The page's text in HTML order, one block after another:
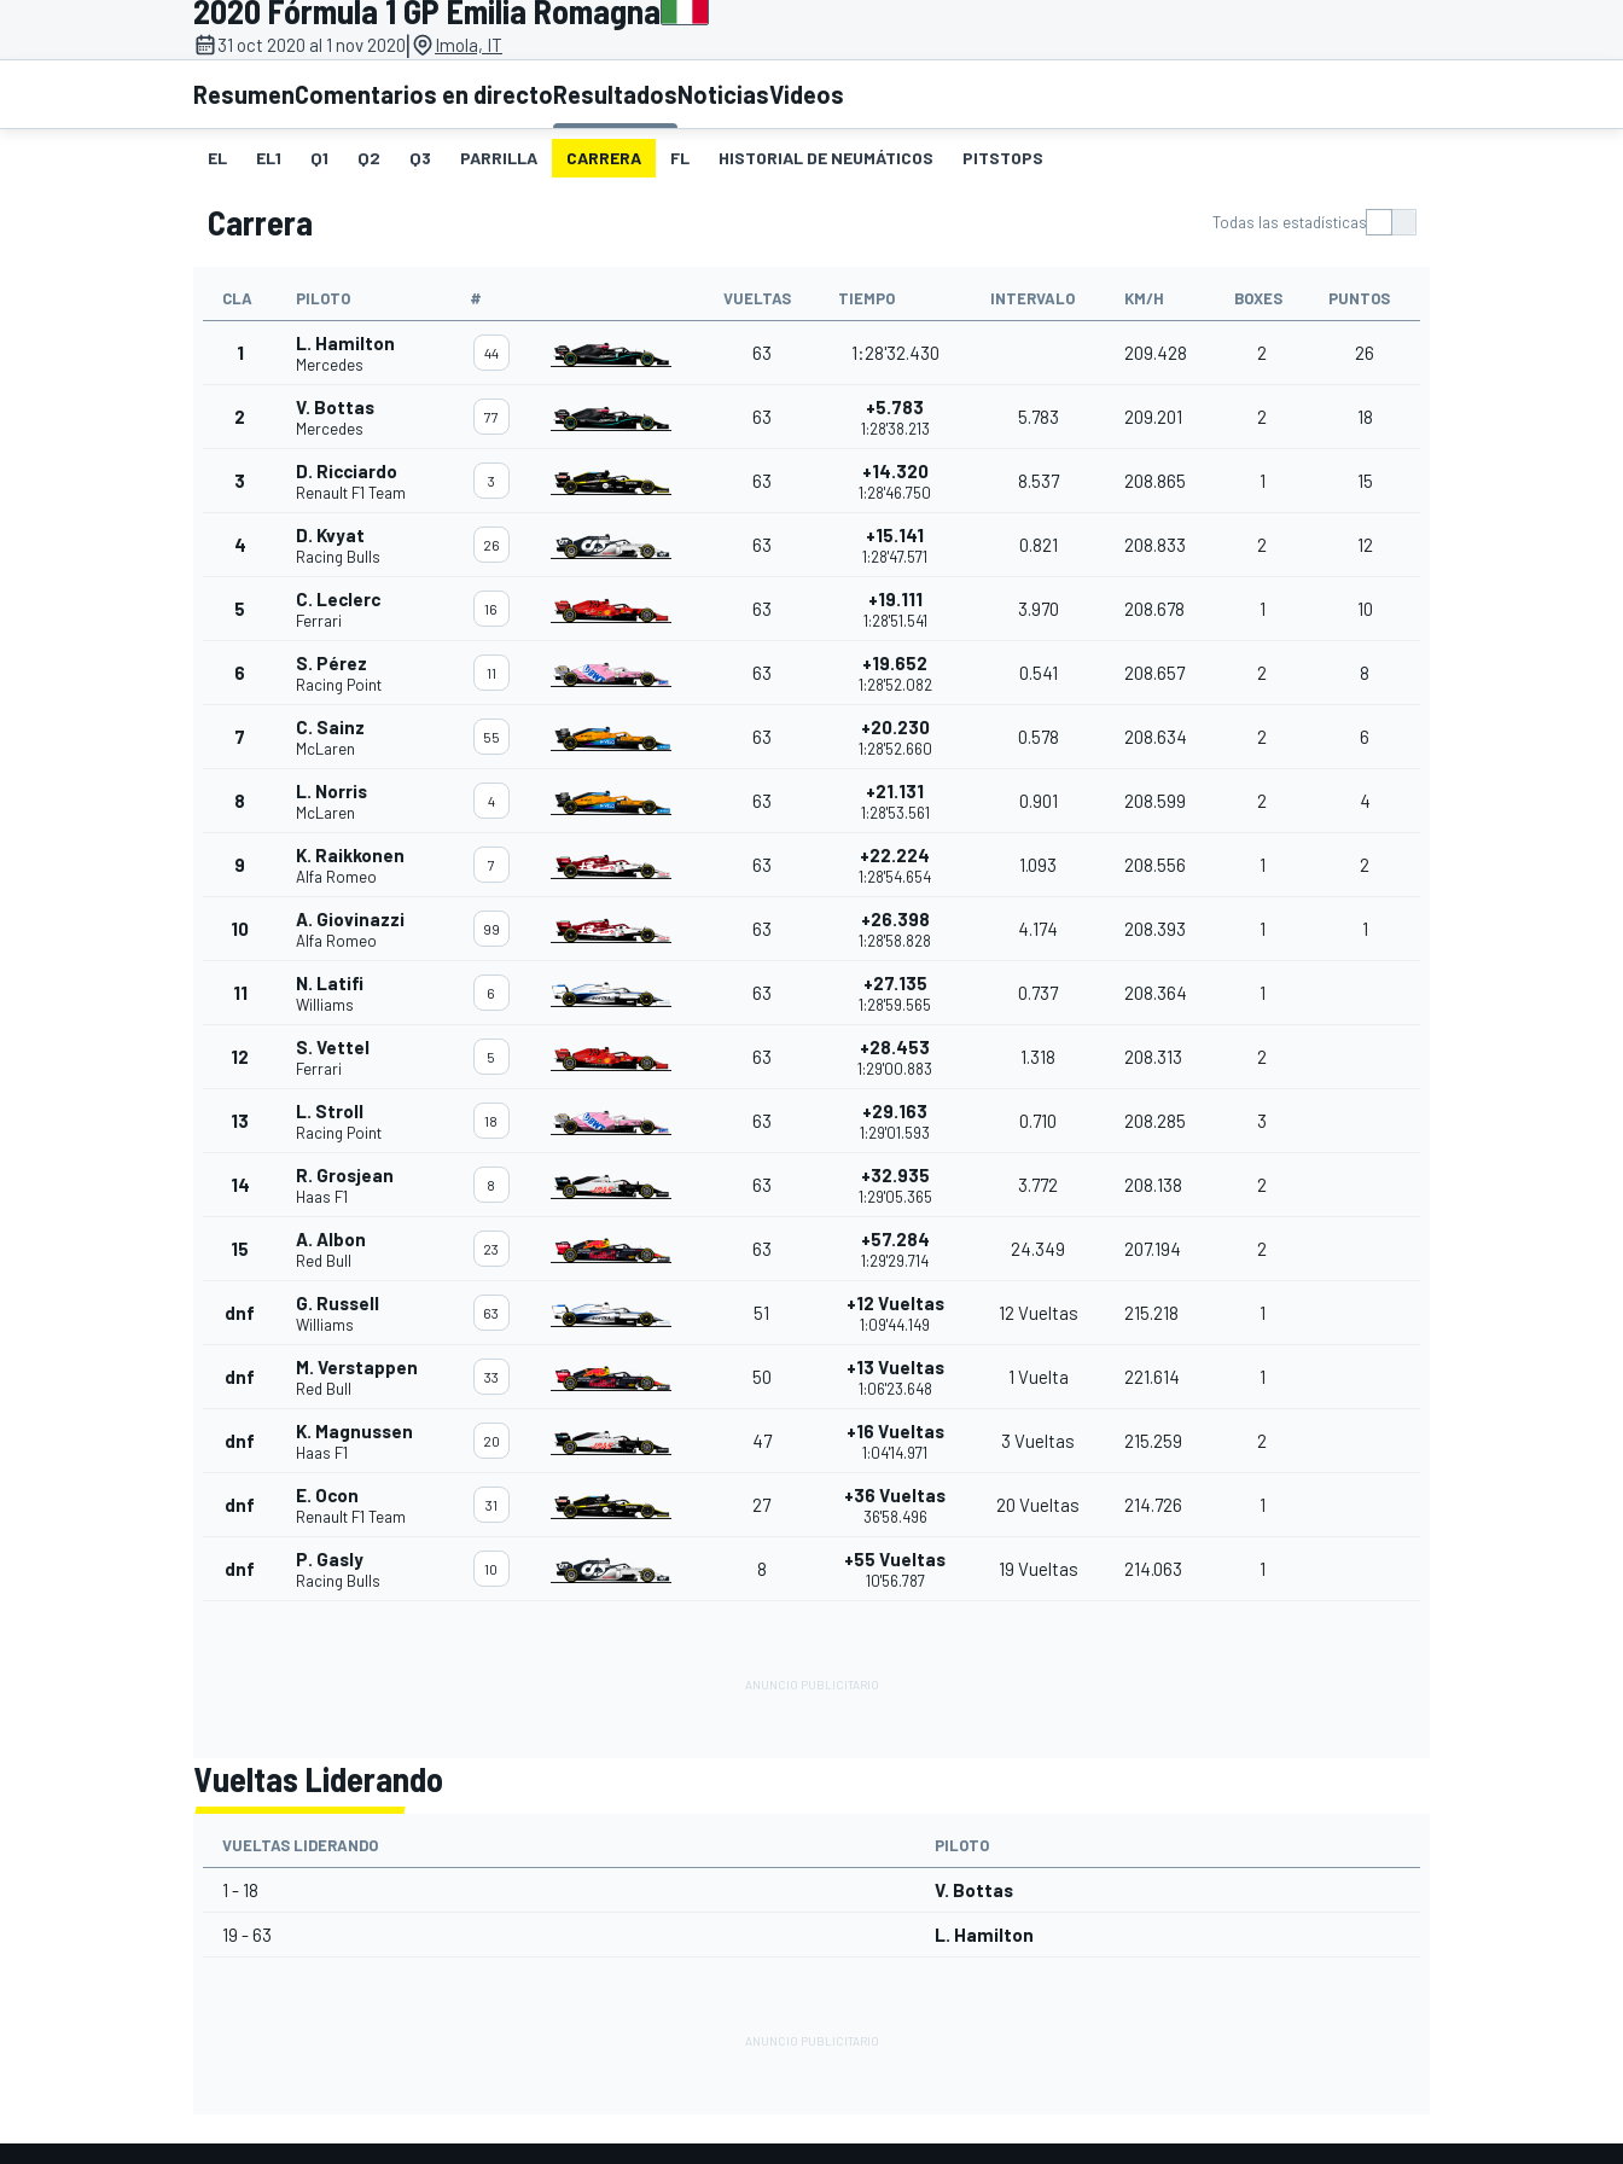
FÓRMULA E MOTO
2020 Fórmula 1 GP Emilia Romagna
31 oct 2020 al 1 nov 2020| Imola, IT
ResumenComentarios en directoResultadosNoticiasVideos
EL EL1 Q1 Q2 Q3 PARRILLA CARRERA FL HISTORIAL DE NEUMÁTICOS PITSTOPS
Carrera Todas las estadísticas
CLA PILOTO # VUELTAS TIEMPO INTERVALO KM/H BOXES PUNTOS
1 L. Hamilton
Mercedes
44 63 1:28'32.430 209.428 2 26
2 V. Bottas
Mercedes
77 63 +5.783
1:28'38.213
5.783 209.201 2 18
3 D. Ricciardo
Renault F1 Team
3 63 +14.320
1:28'46.750
8.537 208.865 1 15
4 D. Kvyat
Racing Bulls
26 63 +15.141
1:28'47.571
0.821 208.833 2 12
5 C. Leclerc
Ferrari
16 63 +19.111
1:28'51.541
3.970 208.678 1 10
6 S. Pérez
Racing Point
11 63 +19.652
1:28'52.082
0.541 208.657 2 8
7 C. Sainz
McLaren
55 63 +20.230
1:28'52.660
0.578 208.634 2 6
8 L. Norris
McLaren
4 63 +21.131
1:28'53.561
0.901 208.599 2 4
9 K. Raikkonen
Alfa Romeo
7 63 +22.224
1:28'54.654
1.093 208.556 1 2
10 A. Giovinazzi
Alfa Romeo
99 63 +26.398
1:28'58.828
4.174 208.393 1 1
11 N. Latifi
Williams
6 63 +27.135
1:28'59.565
0.737 208.364 1
12 S. Vettel
Ferrari
5 63 +28.453
1:29'00.883
1.318 208.313 2
13 L. Stroll
Racing Point
18 63 +29.163
1:29'01.593
0.710 208.285 3
14 R. Grosjean
Haas F1
8 63 +32.935
1:29'05.365
3.772 208.138 2
15 A. Albon
Red Bull
23 63 +57.284
1:29'29.714
24.349 207.194 2
dnf G. Russell
Williams
63 51 +12 Vueltas
1:09'44.149
12 Vueltas 215.218 1
dnf M. Verstappen
Red Bull
33 50 +13 Vueltas
1:06'23.648
1 Vuelta 221.614 1
dnf K. Magnussen
Haas F1
20 47 +16 Vueltas
1:04'14.971
3 Vueltas 215.259 2
dnf E. Ocon
Renault F1 Team
31 27 +36 Vueltas
36'58.496
20 Vueltas 214.726 1
dnf P. Gasly
Racing Bulls
10 8 +55 Vueltas
10'56.787
19 Vueltas 214.063 1
Vueltas Liderando
VUELTAS LIDERANDO PILOTO
1 - 18 V. Bottas
19 - 63 L. Hamilton